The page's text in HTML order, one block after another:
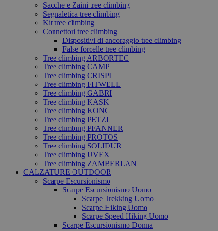
Sacche e Zaini tree climbing
Segnaletica tree climbing
Kit tree climbing
Connettori tree climbing
Dispositivi di ancoraggio tree climbing
False forcelle tree climbing
Tree climbing ARBORTEC
Tree climbing CAMP
Tree climbing CRISPI
Tree climbing FITWELL
Tree climbing GABRI
Tree climbing KASK
Tree climbing KONG
Tree climbing PETZL
Tree climbing PFANNER
Tree climbing PROTOS
Tree climbing SOLIDUR
Tree climbing UVEX
Tree climbing ZAMBERLAN
CALZATURE OUTDOOR
Scarpe Escursionismo
Scarpe Escursionismo Uomo
Scarpe Trekking Uomo
Scarpe Hiking Uomo
Scarpe Speed Hiking Uomo
Scarpe Escursionismo Donna